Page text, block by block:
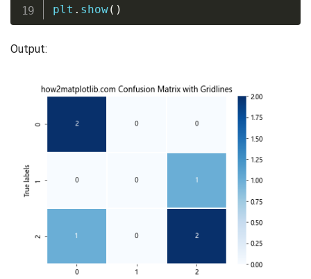
plt . show( )
Output: